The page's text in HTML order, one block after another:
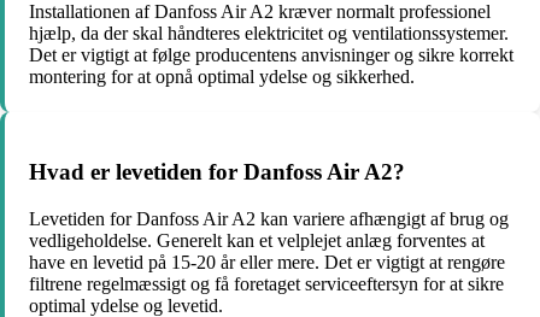
Installationen af Danfoss Air A2 kræver normalt professionel
hjælp, da der skal håndteres elektricitet og ventilationssystemer.
Det er vigtigt at følge producentens anvisninger og sikre korrekt
montering for at opnå optimal ydelse og sikkerhed.
Hvad er levetiden for Danfoss Air A2?
Levetiden for Danfoss Air A2 kan variere afhængigt af brug og
vedligeholdelse. Generelt kan et velplejet anlæg forventes at
have en levetid på 15-20 år eller mere. Det er vigtigt at rengøre
filtrene regelmæssigt og få foretaget serviceeftersyn for at sikre
optimal ydelse og levetid.